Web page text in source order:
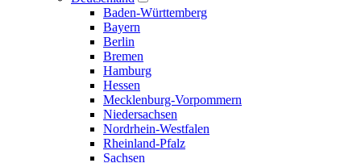
Baden-Württemberg
Bayern
Berlin
Bremen
Hamburg
Hessen
Mecklenburg-Vorpommern
Niedersachsen
Nordrhein-Westfalen
Rheinland-Pfalz
Sachsen